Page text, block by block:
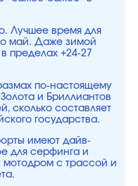
Лучшее время для
май. Даже зимой
пределах +24-27
по-настоящему
и Бриллиантов
сколько составляет
государства.
имеют дайв-
для серфинга и
мотодром с трассой и